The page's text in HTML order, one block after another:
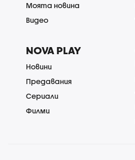
Моята новина
Видео
NOVA PLAY
Новини
Предавания
Сериали
Филми